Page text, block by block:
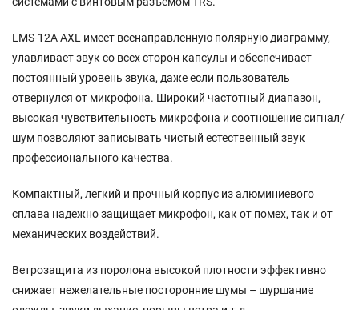
LMS-12A AXL имеет всенаправленную полярную диаграмму,
улавливает звук со всех сторон капсулы и обеспечивает
постоянный уровень звука, даже если пользователь
отвернулся от микрофона. Широкий частотный диапазон,
высокая чувствительность микрофона и соотношение сигнал/
шум позволяют записывать чистый естественный звук
профессионального качества.
Компактный, легкий и прочный корпус из алюминиевого
сплава надежно защищает микрофон, как от помех, так и от
механических воздействий.
Ветрозащита из поролона высокой плотности эффективно
снижает нежелательные посторонние шумы – шуршание